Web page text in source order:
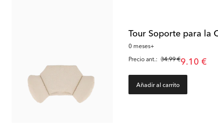
Tour Soporte para la
0 meses+
Precio ant.: 34.99 €9.10 €
Añadir al carrito